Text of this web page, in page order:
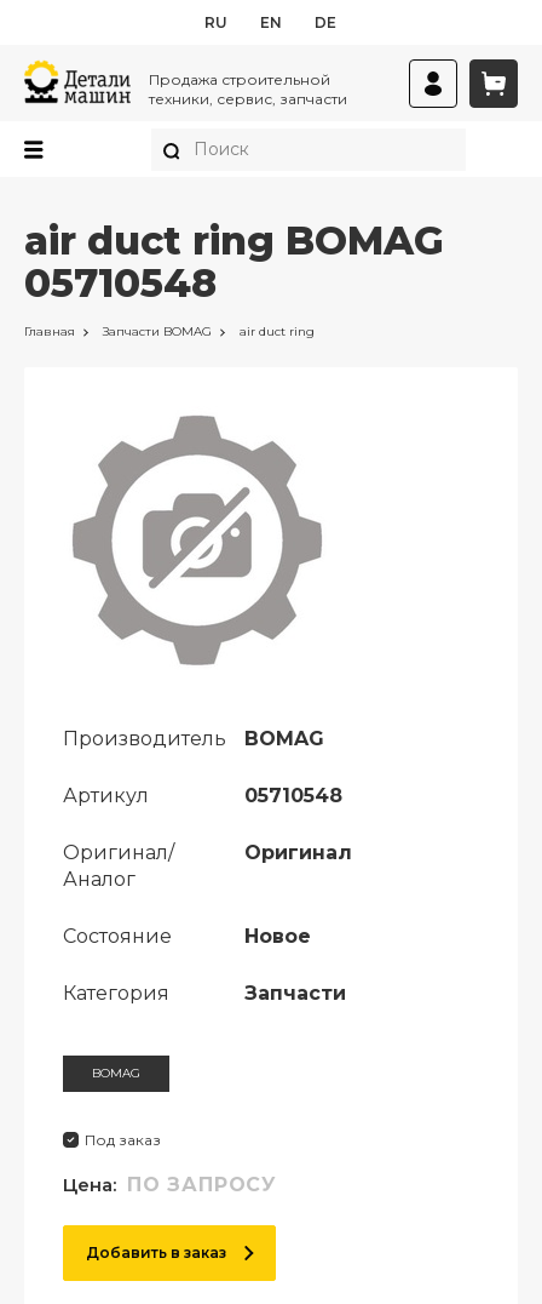
RU EN DE
Продажа строительной
техники, сервис, запчасти
air duct ring BOMAG
05710548
Главная Запчасти BOMAG air duct ring
Производитель BOMAG
Артикул 05710548
Оригинал/
Аналог
Оригинал
Состояние Новое
Категория Запчасти
BOMAG
Под заказ
Цена: ПО ЗАПРОСУ
Добавить в заказ